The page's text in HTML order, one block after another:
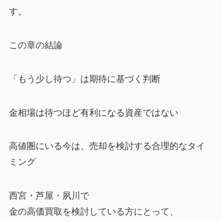
す。
この章の結論
「もう少し待つ」は期待に基づく判断
金相場は待つほど有利になる資産ではない
高値圏にいる今は、売却を検討する合理的なタイ
ミング
西宮・芦屋・夙川で
金の高価買取を検討している方にとって、